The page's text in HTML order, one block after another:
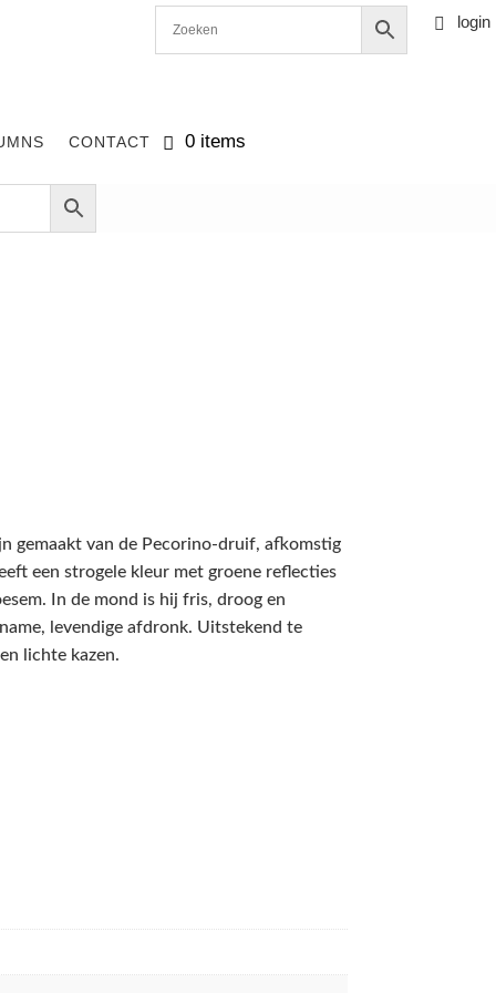
CONTACT 0 items
 login
gemaakt van de Pecorino-druif, afkomstig
een strogele kleur met groene reflecties
In de mond is hij fris, droog en
levendige afdronk. Uitstekend te
lichte kazen.